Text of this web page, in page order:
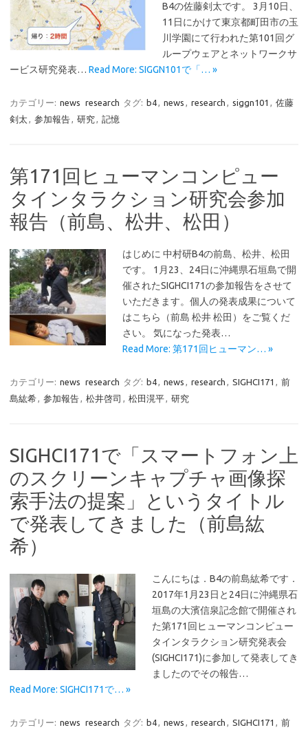
B4の佐藤剣太です。 3月10日、
11日にかけて東京都町田市の玉
川学園にて行われた第101回グ
ループウェアとネットワークサ
ービス研究発表… Read More: SIGGN101で「… »
カテゴリー: news research タグ: b4, news , research , siggn101 , 佐藤
剣太, 参加報告, 研究, 記憶
第171回ヒューマンコンピュー
タインタラクション研究会参加
報告（前島、松井、松田）
はじめに 中村研B4の前島、松井、松田
です。 1月23、24日に沖縄県石垣島で開
催されたSIGHCI171の参加報告をさせて
いただきます。個人の発表成果について
はこちら（前島 松井 松田）をご覧くだ
さい。 気になった発表…
Read More: 第171回ヒューマン… »
カテゴリー: news research タグ: b4, news , research , SIGHCI171 , 前
島紘希, 参加報告, 松井啓司 , 松田滉平, 研究
SIGHCI171で「スマートフォン上
のスクリーンキャプチャ画像探
索手法の提案」というタイトル
で発表してきました（前島紘
希）
こんにちは．B4の前島紘希です．
2017年1月23日と24日に沖縄県石
垣島の大濱信泉記念館で開催され
た第171回ヒューマンコンピュー
タインタラクション研究発表会
(SIGHCI171)に参加して発表してき
ましたのでその報告…
Read More: SIGHCI171で… »
カテゴリー: news research タグ: b4, news , research , SIGHCI171 , 前